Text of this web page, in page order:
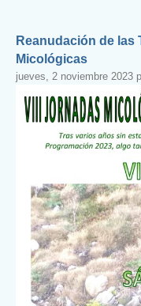
Reanudación de
Micológicas
jueves, 2 noviembre 2023